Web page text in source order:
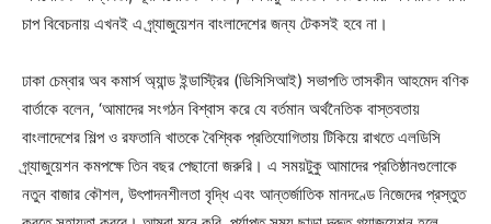
চাপ বিবেচনায় এখনই এ গ্র্যাজুয়েশন বাংলাদেশের জন্য টেকসই হবে না।
ঢাকা চেম্বার অব কমার্স অ্যান্ড ইন্ডাস্ট্রির (ডিসিসিআই) সভাপতি তাসকীন আহমেদ বণিক
বার্তাকে বলেন, ‘আমাদের সংগঠন বিশ্বাস করে যে বর্তমান অর্থনৈতিক বাস্তবতায়
বাংলাদেশের শিল্প ও রফতানি খাতকে বৈশ্বিক প্রতিযোগিতায় টিকিয়ে রাখতে এলডিসি
গ্র্যাজুয়েশন কমপক্ষে তিন বছর পেছানো জরুরি। এ সময়টুকু আমাদের প্রতিষ্ঠানগুলোকে
নতুন বাজার কৌশল, উৎপাদনশীলতা বৃদ্ধি এবং আন্তর্জাতিক মানদণ্ডে নিজেদের প্রস্তুত